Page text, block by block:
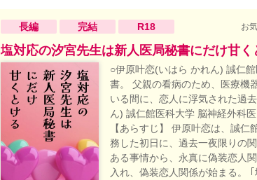
長編 完結 R18 お
塩対応の汐宮先生は新人医局秘書にだけ甘く
○伊原叶恋(いはら かれん) 誠仁
書。 父親の看病のため、医療機
いる間に、恋人に浮気された過
ん) 誠仁館医科大学 脳神経外科
【あらすじ】 伊原叶恋は、誠
務した初日に、過去一夜限りの
ある事情から、永真に偽装恋人
入れ、偽装恋人関係が始まる。